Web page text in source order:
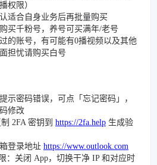
权限）
适合自身业务后再批量购买
买千粉号，养号可买满年/老号
的账号，有可能有0播视频以及其他
担忧请购买白号
示密码错误，可点「忘记密码」，
修改
2FA 密钥到 https://2fa.help 生成验
登录地址 https://www.outlook.com
：关闭 App，切换干净 IP 和对应时